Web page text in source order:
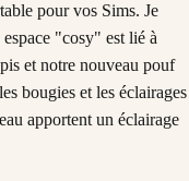
pour vos Sims. Je
"cosy" est lié à
et notre nouveau pouf
bougies et les éclairages
apportent un éclairage